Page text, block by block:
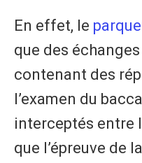
En effet, le
que des
contenant des
l’examen du
interceptés entre
que l’épreuve de